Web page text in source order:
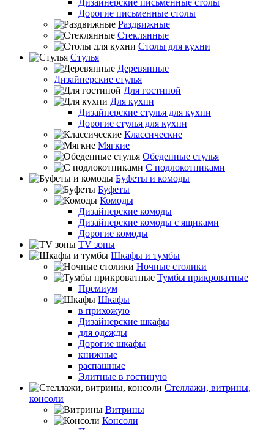
Дизайнерские письменные столы
Дорогие письменные столы
Раздвижные
Стеклянные
Столы для кухни
Стулья
Деревянные
Дизайнерские стулья
Для гостиной
Для кухни
Дизайнерские стулья для кухни
Дорогие стулья для кухни
Классические
Мягкие
Обеденные стулья
С подлокотниками
Буфеты и комоды
Буфеты
Комоды
Дизайнерские комоды
Дизайнерские комоды с ящиками
Дорогие комоды
TV зоны
Шкафы и тумбы
Ночные столики
Тумбы прикроватные
Премиум
Шкафы
в прихожую
Дизайнерские шкафы
для одежды
Дорогие шкафы
книжные
распашные
Элитные в гостиную
Стеллажи, витрины,
консоли
Витрины
Консоли